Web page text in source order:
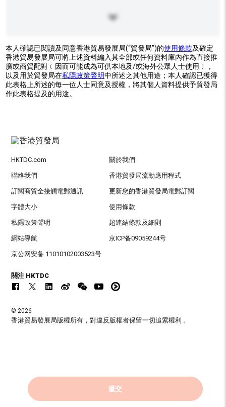
本人確認已閱讀及同意香港貿易發展局(“貿發局”)的使用條款及確定
香港貿易發展局可將上述資料編入其全部或任何資料庫內作為直接推
廣或商貿配對﹝因而可能成為可供本地及/或海外公眾人士使用﹞，
以及用於貿發局在私隱政策聲明中所述之其他用途；本人確認已獲得
此表格上所述的每一位人士同意及授權，將其個人資料提供予貿發局
作此表格提及的用途。
遞交
HKTDC.com 關於我們
聯絡我們 香港貿發局流動應用程式
訂閱商貿全接觸電郵通訊 更新您的香港貿發局電郵訂閱
字體大小 使用條款
私隱政策聲明 超連結條款及細則
網站導航 京ICP备09059244号
京公网安备 11010102003523号
關注 HKTDC
© 2026
香港貿易發展局版權所有，對違反版權者保留一切追索權利 。